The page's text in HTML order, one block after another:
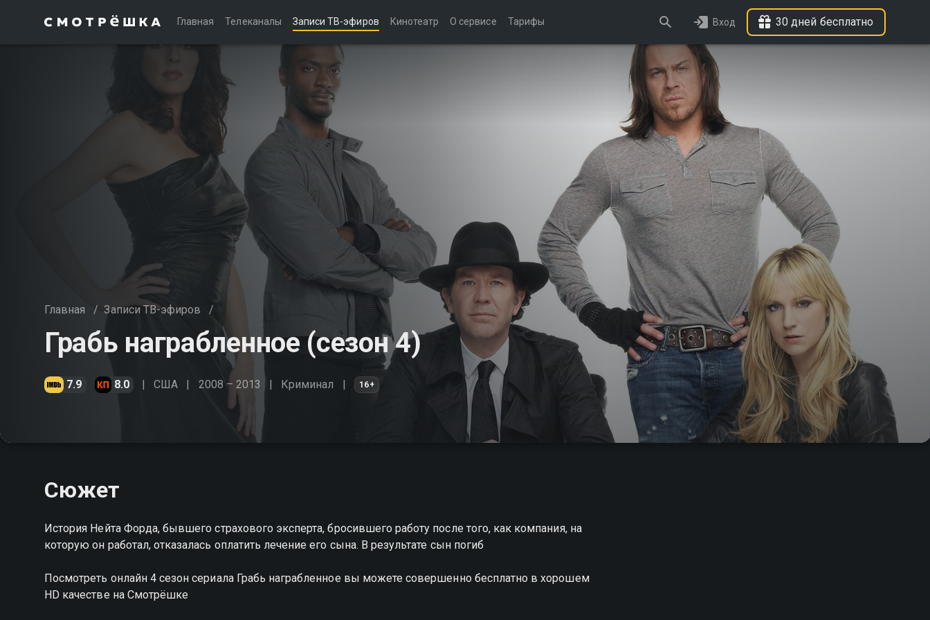
Главная Телеканалы Записи ТВ-эфиров Кинотеатр О сервисе Тарифы Вход 30 дней бесплатно
Главная / Записи ТВ-эфиров /
Грабь награбленное (сезон 4)
7.9 8.0 США 2008 – 2013 Криминал 16+
Сюжет
История Нейта Форда, бывшего страхового эксперта, бросившего работу после того, как компания, на
которую он работал, отказалась оплатить лечение его сына. В результате сын погиб
Посмотреть онлайн 4 сезон сериала Грабь награбленное вы можете совершенно бесплатно в хорошем
HD качестве на Смотрёшке